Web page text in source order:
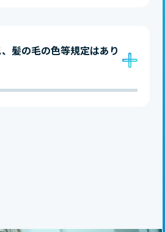
髪の毛の色等規定はあり